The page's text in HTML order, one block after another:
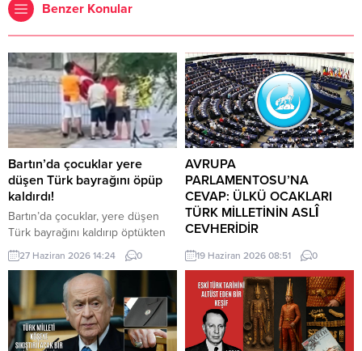
Benzer Konular
Bartın’da çocuklar yere
düşen Türk bayrağını öpüp
kaldırdı!
Bartın’da çocuklar, yere düşen
Türk bayrağını kaldırıp öptükten
sonra gelen itfaiye ekiplerinin de
yardımıyla göndere çekti. O anlar
cep telefonu kamerası tarafından
kaydedildi. Yerden kaldırıp öptüler
Kemerköprü Mahallesi’nde dün
akşam saatlerinde Cumhuriyet
Parkı içerisindeki direkte bulunan
27 Haziran 2026 14:24 0
AVRUPA
PARLAMENTOSU’NA
CEVAP: ÜLKÜ OCAKLARI
TÜRK MİLLETİNİN ASLÎ
CEVHERİDİR
MHP milletvekili Prof. Dr. İlyas
Topsakal AB parlamentosuna
cevap verdi: Avrupa
Parlamentosu tarafından 17
Haziran 2026 tarihinde kabul
edilen Türkiye Raporu, teknik bir
ilerleme belgesi olmaktan ziyade,
19 Haziran 2026 08:51 0